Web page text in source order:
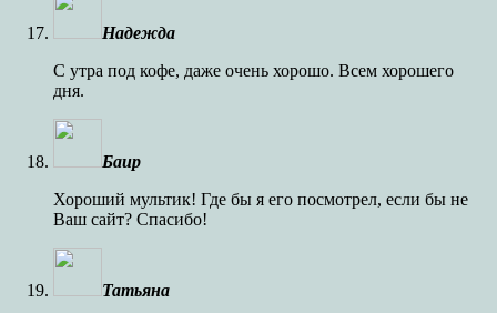
Надежда
C утра под кофе, даже очень хорошо. Всем хорошего
дня.
Баир
Хороший мультик! Где бы я его посмотрел, если бы не
Ваш сайт? Спасибо!
Татьяна